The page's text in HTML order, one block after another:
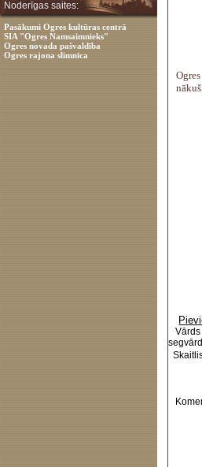
Noderīgas saites:
Pasākumi Ogres kultūras centrā
SIA "Ogres Namsaimnieks"
Ogres novada pašvaldība
Ogres rajona slimnīca
Vārds